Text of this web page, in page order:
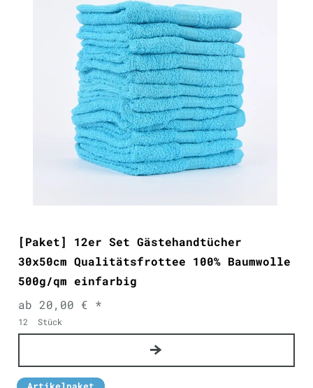
[Paket] 12er Set Gästehandtücher
30x50cm Qualitätsfrottee 100% Baumwolle
500g/qm einfarbig
ab 20,00 € *
12 Stück